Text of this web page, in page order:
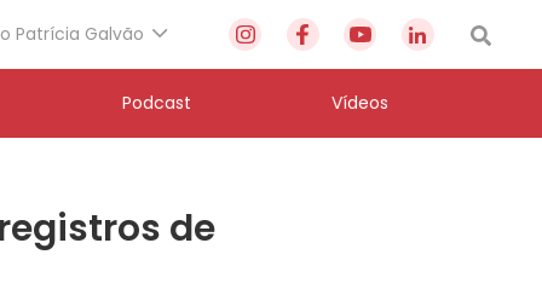
Patrícia Galvão
Podcast Vídeos
de